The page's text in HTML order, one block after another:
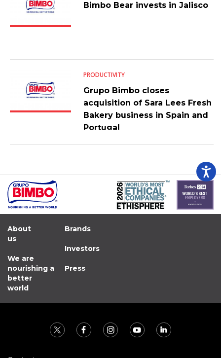
Bimbo Bear invests in Jalisco
PRODUCTIVITY
Grupo Bimbo closes
acquisition of Sara Lees Fresh
Bakery business in Spain and
Portugal
About
us
We are
nourishing a
better
world
Brands
Investors
Press